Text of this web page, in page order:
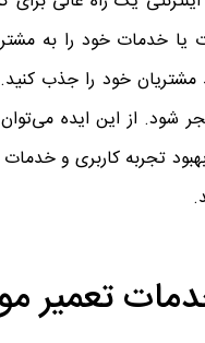
خدمات خود را به
مشتریان خود را جذب کنید.
شود. از این ایده
بهبود تجربه کاربری و